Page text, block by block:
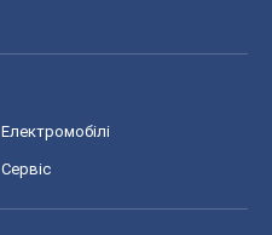
Електромобілі
Сервіс